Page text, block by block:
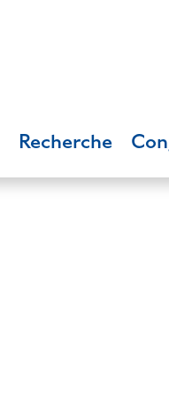
Recherche